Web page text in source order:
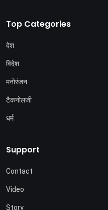
Top Categories
देश
विदेश
मनोरंजन
टैकनोलजी
धर्म
Support
Contact
Video
Story